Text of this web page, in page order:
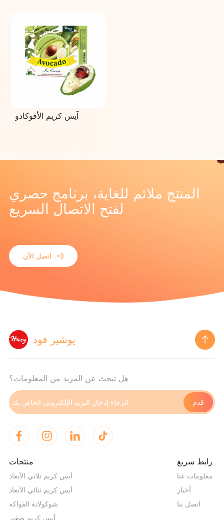
آيس كريم الأفوكادو
المنتج ملائم للغاية، برنامج حصري
لفتح الاتصال السريع
اتصل الآن
يوشير فود
هل تبحث عن المزيد من المعلومات؟
منتجات
آيس كريم ثلاثي الأبعاد
آيس كريم ثنائي الأبعاد
شوكولاتة الفواكه
آيس كريم صغير
رابط سريع
معلومات عنا
أخبار
اتصل بنا